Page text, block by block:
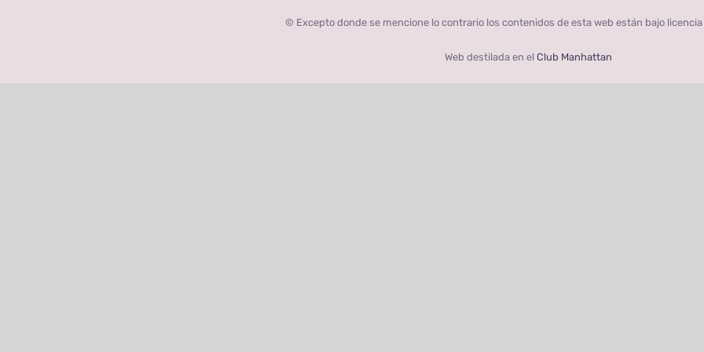
© Excepto donde se mencione lo contrario los contenidos de esta web están bajo licencia
Web destilada en el Club Manhattan